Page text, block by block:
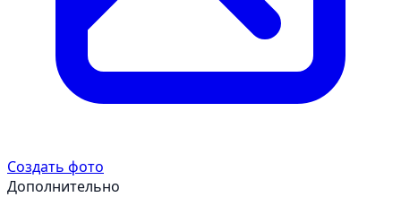
Создать фото
Дополнительно